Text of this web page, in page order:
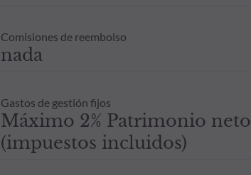
Comisiones de reembolso
nada
Gastos de gestión fijos
Máximo 2% Patrimonio neto
(impuestos incluidos)